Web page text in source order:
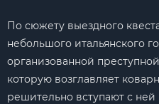
По сюжету выездного
небольшого итальянского
организованной
которую возглавляет
решительно вступают с